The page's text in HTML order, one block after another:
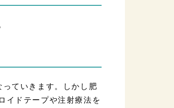
ていきます。しかし肥
イドテープや注射療法を